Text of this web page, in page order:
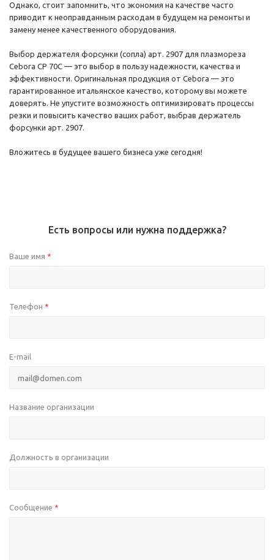
Однако, стоит запомнить, что экономия на качестве часто
приводит к неоправданным расходам в будущем на ремонты и
замену менее качественного оборудования.
Выбор держателя форсунки (сопла) арт. 2907 для плазмореза
Cebora CP 70C — это выбор в пользу надежности, качества и
эффективности. Оригинальная продукция от Cebora — это
гарантированное итальянское качество, которому вы можете
доверять. Не упустите возможность оптимизировать процессы
резки и повысить качество ваших работ, выбрав держатель
форсунки арт. 2907.
Вложитесь в будущее вашего бизнеса уже сегодня!
Есть вопросы или нужна поддержка?
Ваше имя *
Телефон *
E-mail
Название организации
Должность в организации
Сообщение *